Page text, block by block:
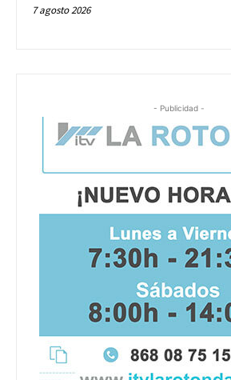
7 agosto 2026
- Publicidad -